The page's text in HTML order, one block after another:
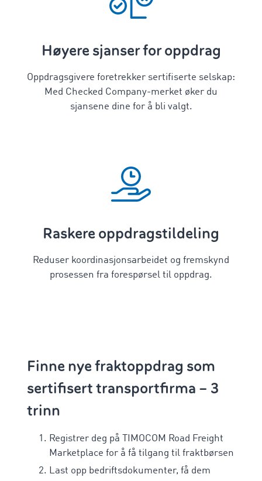
Høyere sjanser for oppdrag
Oppdragsgivere foretrekker sertifiserte selskap:
Med Checked Company-merket øker du
sjansene dine for å bli valgt.
Raskere oppdragstildeling
Reduser koordinasjonsarbeidet og fremskynd
prosessen fra forespørsel til oppdrag.
Finne nye fraktoppdrag som
sertifisert transportfirma – 3
trinn
Registrer deg på TIMOCOM Road Freight
Marketplace for å få tilgang til fraktbørsen
Last opp bedriftsdokumenter, få dem